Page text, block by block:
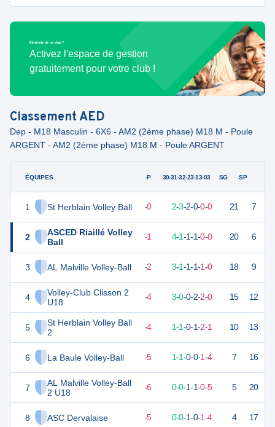
Bénévole de ce club ?
Activez l'espace de gestion
gratuitement pour votre club !
ClassementAED
Dep - M18 Masculin - 6X6 - AM2 (2ème phase) M18 M - Poule
ARGENT - AM2 (2ème phase) M18 M - Poule ARGENT
ÉQUIPES
1 St Herblain Volley Ball
2
ASCED Riaillé Volley
Ball
3 AL Malville Volley-Ball
4
Volley-Club Clisson 2
U18
5
St Herblain Volley Ball
2
6 La Baule Volley-Ball
7
AL Malville Volley-Ball
2 U18
8 ASC Dervalaise
G-P 30-31-32-23-13-03 SG SP
19 7 -0 2-3-2-0-0-0 21 7
18 7 -1 4-1-1-1-0-0 20 6
15 7 -2 3-1-1-1-1-0 18 9
11 7 -4 3-0-0-2-2-0 15 12
7 6 -4 1-1-0-1-2-1 10 13
6 7 -5 1-1-0-0-1-4 7 16
3 7 -6 0-0-1-1-0-5 5 20
2 -5 0-0-1-0-1-4 4 17